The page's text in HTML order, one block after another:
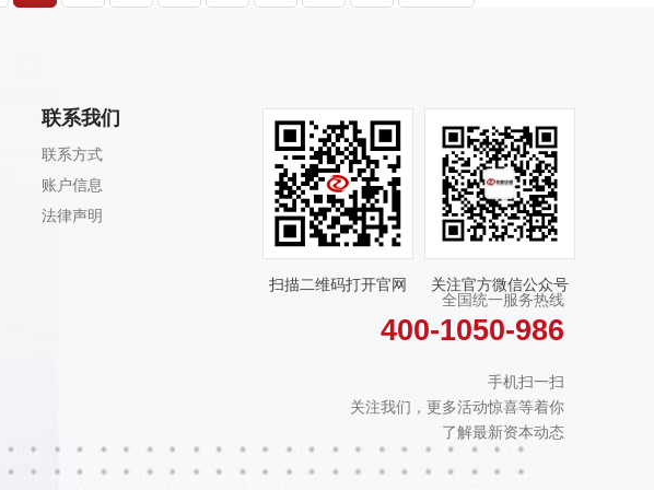
联系我们
联系方式
账户信息
法律声明
扫描二维码打开官网
关注官方微信公众号
全国统一服务热线
400-1050-986
手机扫一扫
关注我们，更多活动惊喜等着你
了解最新资本动态